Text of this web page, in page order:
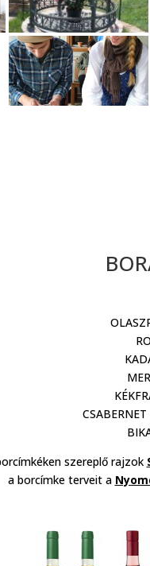
szereplő rajzok
a borcímke terveit a